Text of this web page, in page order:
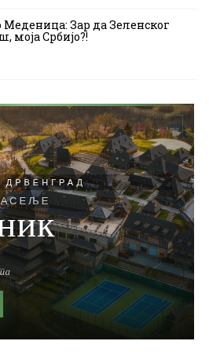
Зар да Зеленског
моја Србијо?!